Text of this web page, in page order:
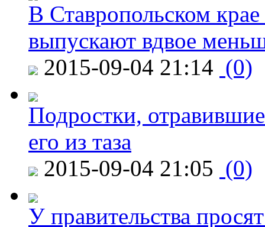
В Ставропольском
выпускают вдвое
2015-09-04 21:14 (0)
Подростки,
его из таза
2015-09-04 21:05 (0)
У правительства